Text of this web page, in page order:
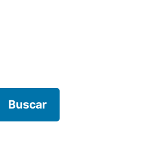
Buscar